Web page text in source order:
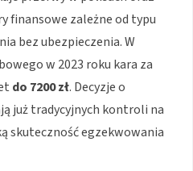
finansowe zależne od typu
bez ubezpieczenia. W
w 2023 roku kara za
do 7200 zł. Decyzje o
już tradycyjnych kontroli na
skuteczność egzekwowania